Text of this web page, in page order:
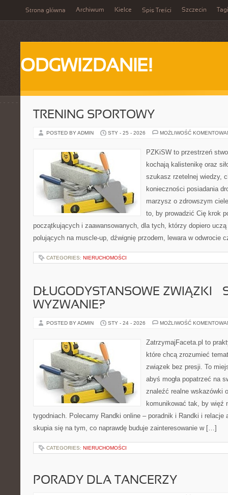
Strona główna Archiwum Kielce Spis Treści Szczecin Tagi
ODGWIZDANIE!
TRENING SPORTOWY
POSTED BY ADMIN STY - 25 - 2026 MOŻLIWOŚĆ
PZKiSW to przestrzeń
kochają kalistenikę oraz
szukasz rzetelnej wiedzy,
konieczności posiadania
marzysz o zdrowszym
to, by prowadzić Cię krok
początkujących i zaawansowanych, dla tych, którzy dopiero
polujących na muscle-up, dźwignię przodem, lewara w odwrocie
CATEGORIES: NIERUCHOMOŚCI
DŁUGODYSTANSOWE ZWIĄZKI –
WYZWANIE?
POSTED BY ADMIN STY - 24 - 2026 MOŻLIWOŚĆ
ZatrzymajFaceta.pl to
które chcą zrozumieć
związek bez presji. To
abyś mogła popatrzeć na
znaleźć realne wskazówki
komunikować tak, by więź
tygodniach. Polecamy Randki online – poradnik i Randki i relacje
skupia się na tym, co naprawdę buduje zainteresowanie w […]
CATEGORIES: NIERUCHOMOŚCI
PORADY DLA TANCERZY